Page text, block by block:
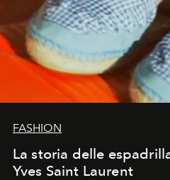
FASHION
La storia delle
Yves Saint Laurent